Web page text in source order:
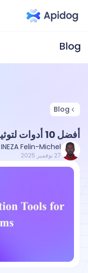
Blog
أفضل 10 أدوات لتوثيق API للفرق العالمية
INEZA Felin-Michel
27 نوفمبر 2025